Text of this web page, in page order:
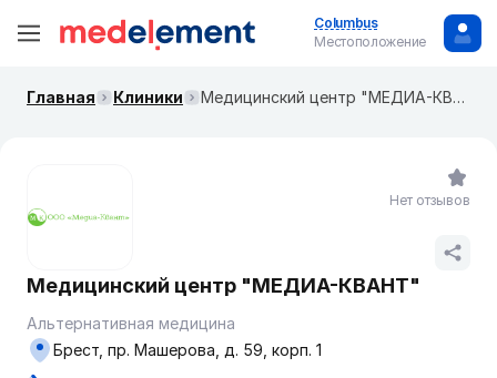
Columbus
Местоположение
Главная Клиники Медицинский центр "МЕДИА-КВАНТ"
Медицинский центр "МЕДИА-КВАНТ"
Альтернативная медицина
Брест, пр. Машерова, д. 59, корп. 1
Нет отзывов